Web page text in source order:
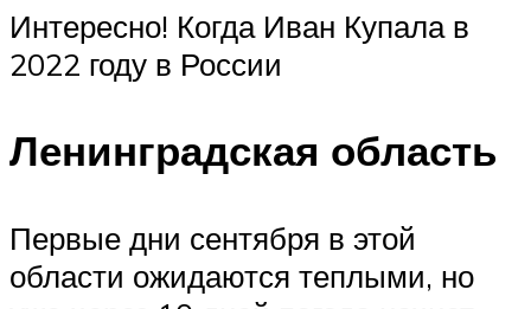
Интересно! Когда Иван Купала в
2022 году в России
Ленинградская область
Первые дни сентября в этой
области ожидаются теплыми, но